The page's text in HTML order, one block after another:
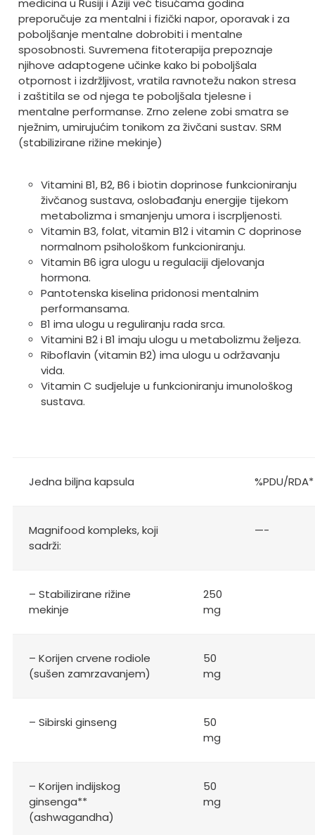
medicina u Rusiji i Aziji već tisućama godina
preporučuje za mentalni i fizički napor, oporavak i za
poboljšanje mentalne dobrobiti i mentalne
sposobnosti. Suvremena fitoterapija prepoznaje
njihove adaptogene učinke kako bi poboljšala
otpornost i izdržljivost, vratila ravnotežu nakon stresa
i zaštitila se od njega te poboljšala tjelesne i
mentalne performanse. Zrno zelene zobi smatra se
nježnim, umirujućim tonikom za živčani sustav. SRM
(stabilizirane rižine mekinje)
Vitamini B1, B2, B6 i biotin doprinose funkcioniranju
živčanog sustava, oslobađanju energije tijekom
metabolizma i smanjenju umora i iscrpljenosti.
Vitamin B3, folat, vitamin B12 i vitamin C doprinose
normalnom psihološkom funkcioniranju.
Vitamin B6 igra ulogu u regulaciji djelovanja
hormona.
Pantotenska kiselina pridonosi mentalnim
performansama.
B1 ima ulogu u reguliranju rada srca.
Vitamini B2 i B1 imaju ulogu u metabolizmu željeza.
Riboflavin (vitamin B2) ima ulogu u održavanju
vida.
Vitamin C sudjeluje u funkcioniranju imunološkog
sustava.
Jedna biljna kapsula %PDU/RDA*
Magnifood kompleks, koji
sadrži:
—-
– Stabilizirane rižine
mekinje
250
mg
– Korijen crvene rodiole
(sušen zamrzavanjem)
50
mg
– Sibirski ginseng
50
mg
– Korijen indijskog
ginsenga**
(ashwagandha)
50
mg